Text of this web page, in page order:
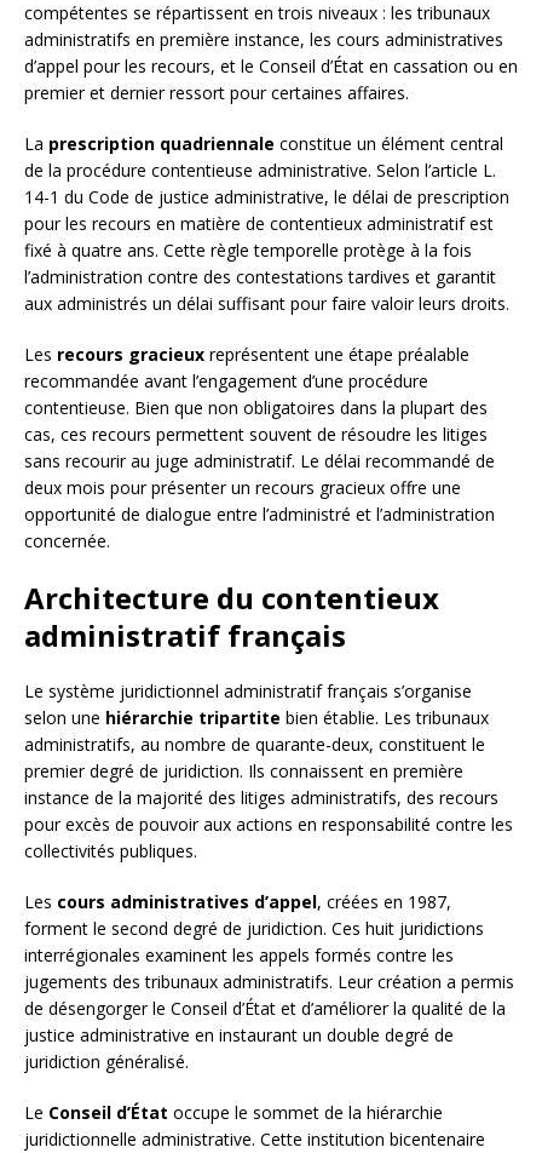
compétentes se répartissent en trois niveaux : les tribunaux
administratifs en première instance, les cours administratives
d’appel pour les recours, et le Conseil d’État en cassation ou en
premier et dernier ressort pour certaines affaires.
La prescription quadriennale constitue un élément central
de la procédure contentieuse administrative. Selon l’article L.
14-1 du Code de justice administrative, le délai de prescription
pour les recours en matière de contentieux administratif est
fixé à quatre ans. Cette règle temporelle protège à la fois
l’administration contre des contestations tardives et garantit
aux administrés un délai suffisant pour faire valoir leurs droits.
Les recours gracieux représentent une étape préalable
recommandée avant l’engagement d’une procédure
contentieuse. Bien que non obligatoires dans la plupart des
cas, ces recours permettent souvent de résoudre les litiges
sans recourir au juge administratif. Le délai recommandé de
deux mois pour présenter un recours gracieux offre une
opportunité de dialogue entre l’administré et l’administration
concernée.
Architecture du contentieux
administratif français
Le système juridictionnel administratif français s’organise
selon une hiérarchie tripartite bien établie. Les tribunaux
administratifs, au nombre de quarante-deux, constituent le
premier degré de juridiction. Ils connaissent en première
instance de la majorité des litiges administratifs, des recours
pour excès de pouvoir aux actions en responsabilité contre les
collectivités publiques.
Les cours administratives d’appel, créées en 1987,
forment le second degré de juridiction. Ces huit juridictions
interrégionales examinent les appels formés contre les
jugements des tribunaux administratifs. Leur création a permis
de désengorger le Conseil d’État et d’améliorer la qualité de la
justice administrative en instaurant un double degré de
juridiction généralisé.
Le Conseil d’État occupe le sommet de la hiérarchie
juridictionnelle administrative. Cette institution bicentenaire